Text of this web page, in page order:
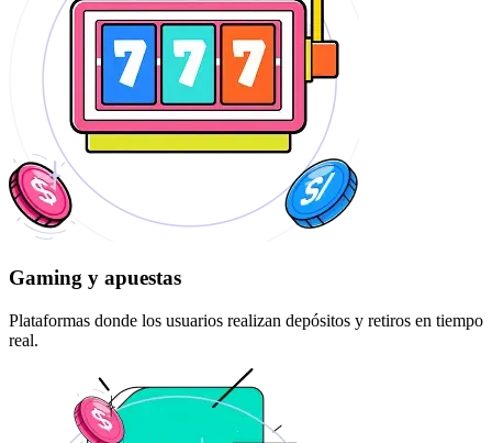
Gaming y apuestas
Plataformas donde los usuarios realizan depósitos y retiros en tiempo
real.